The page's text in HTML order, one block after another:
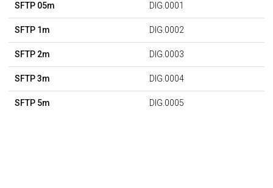
SFTP 05m DIG.0001
SFTP 1m DIG.0002
SFTP 2m DIG.0003
SFTP 3m DIG.0004
SFTP 5m DIG.0005